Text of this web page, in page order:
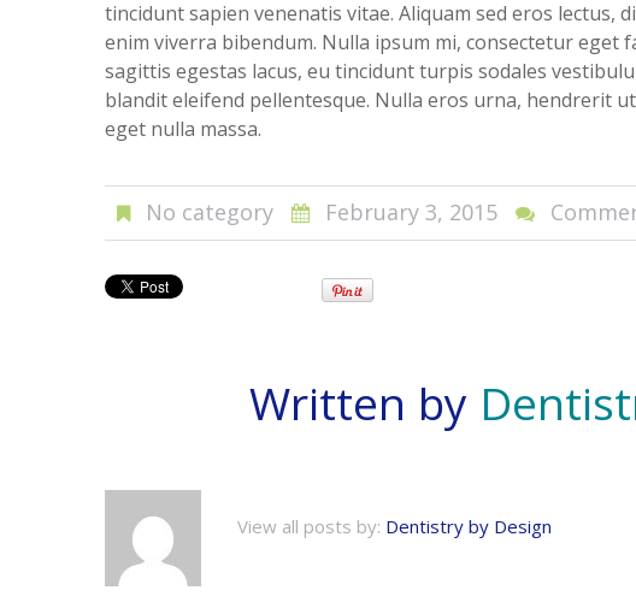
tincidunt sapien venenatis vitae. Aliquam sed eros lectus,
enim viverra bibendum. Nulla ipsum mi, consectetur eget
sagittis egestas lacus, eu tincidunt turpis sodales
blandit eleifend pellentesque. Nulla eros urna, hendrerit
eget nulla massa.
No category February 3, 2015
Written by
View all posts by: Dentistry by Design